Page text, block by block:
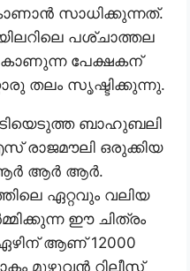
സാധിക്കുന്നത്.
പശ്‌ചാത്തല
കാണുന്ന പേക്ഷകന്
തലം സൃഷ്ടിക്കുന്നു.
ബാഹുബലി
രാജമൗലി ഒരുക്കിയ
ആർ ആർ ആർ.
ഏറ്റവും വലിയ
ഈ ചിത്രം
ആണ് 12000
മുഴുവൻ റിലീസ്